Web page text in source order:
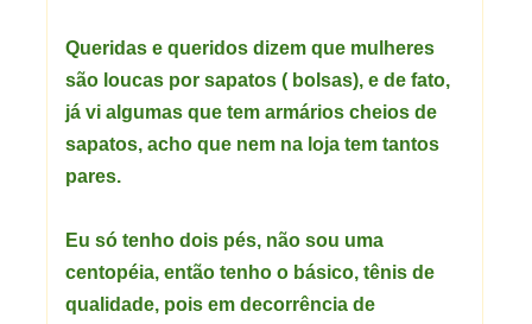
Queridas e queridos dizem que mulheres
são loucas por sapatos ( bolsas), e de fato,
já vi algumas que tem armários cheios de
sapatos, acho que nem na loja tem tantos
pares.
Eu só tenho dois pés, não sou uma
centopéia, então tenho o básico, tênis de
qualidade, pois em decorrência de